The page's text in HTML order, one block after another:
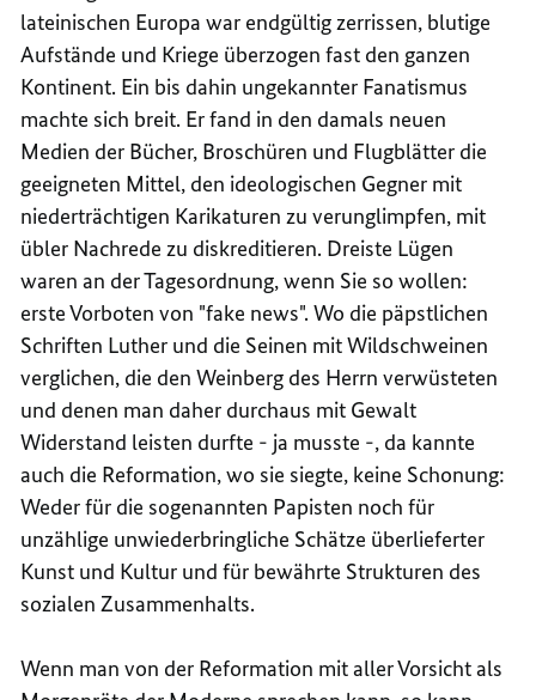
lateinischen Europa war endgültig zerrissen, blutige
Aufstände und Kriege überzogen fast den ganzen
Kontinent. Ein bis dahin ungekannter Fanatismus
machte sich breit. Er fand in den damals neuen
Medien der Bücher, Broschüren und Flugblätter die
geeigneten Mittel, den ideologischen Gegner mit
niederträchtigen Karikaturen zu verunglimpfen, mit
übler Nachrede zu diskreditieren. Dreiste Lügen
waren an der Tagesordnung, wenn Sie so wollen:
erste Vorboten von "fake news". Wo die päpstlichen
Schriften Luther und die Seinen mit Wildschweinen
verglichen, die den Weinberg des Herrn verwüsteten
und denen man daher durchaus mit Gewalt
Widerstand leisten durfte - ja musste -, da kannte
auch die Reformation, wo sie siegte, keine Schonung:
Weder für die sogenannten Papisten noch für
unzählige unwiederbringliche Schätze überlieferter
Kunst und Kultur und für bewährte Strukturen des
sozialen Zusammenhalts.
Wenn man von der Reformation mit aller Vorsicht als